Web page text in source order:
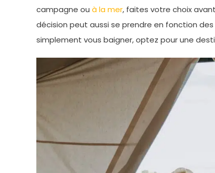
campagne ou à la mer, faites votre choix
décision peut aussi se prendre en fonction
simplement vous baigner, optez pour une